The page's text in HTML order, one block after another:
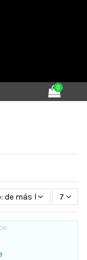
0
de más bajo a más
7